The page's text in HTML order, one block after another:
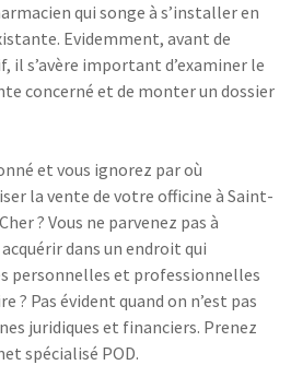
qui songe à s’installer en
Evidemment, avant de
s’avère important d’examiner le
concerné et de monter un dossier
et vous ignorez par où
la vente de votre officine à Saint-
? Vous ne parvenez pas à
dans un endroit qui
personnelles et professionnelles
? Pas évident quand on n’est pas
juridiques et financiers. Prenez
spécialisé POD.